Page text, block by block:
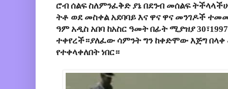
ሮብ ሰልፍ ስለምንፈቅድ ያኔ በደንብ መሰልፍ
ትቶ ወደ መስቀል አደባባይ እና ዋና ዋና መንገዶች
ዓም አዲስ አበባ ከአስር ዓመት በፊት ሚያዝያ
ተቀየረች።ያለፈው ሳምንት ግን ከቀድሞው እጅግ በላቀ
የተቀላቀለበት ነበር።